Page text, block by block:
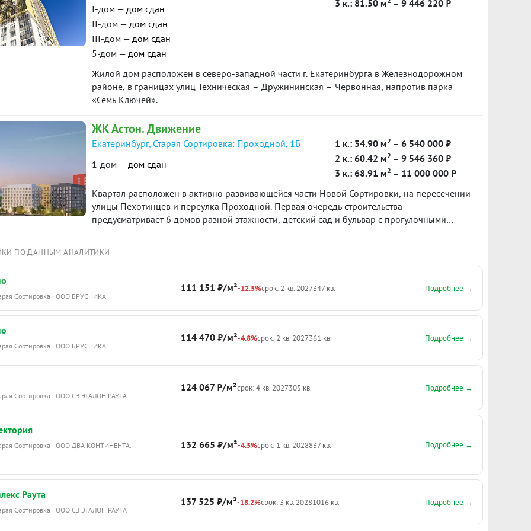
I-дом — дом сдан
II-дом — дом сдан
III-дом — дом сдан
5-дом — дом сдан
3 к.: 81.50 м – 9 446 220 ₽
Жилой дом расположен в северо-западной части г. Екатеринбурга в Железнодорожном
районе, в границах улиц Техническая – Дружининская – Червонная, напротив парка
«Семь Ключей».
ЖК Астон. Движение
Екатеринбург, Старая Сортировка: Проходной, 1Б
1-дом — дом сдан
1 к.: 34.90 м2 – 6 540 000 ₽
2 к.: 60.42 м2 – 9 546 360 ₽
3 к.: 68.91 м2 – 11 000 000 ₽
Квартал расположен в активно развивающейся части Новой Сортировки, на пересечении
улицы Пехотинцев и переулка Проходной. Первая очередь строительства
предусматривает 6 домов разной этажности, детский сад и бульвар с прогулочными
пространствами, скверами и кафе, местами для отдыха и детских игр.
ПО ДАННЫМ АНАЛИТИКИ
Сортировка · ООО БРУСНИКА
111 151 ₽/м²-12.5%срок: 2 кв. 2027347 кв. Подробнее →
Сортировка · ООО БРУСНИКА
114 470 ₽/м²-4.8%срок: 2 кв. 2027361 кв. Подробнее →
Сортировка · ООО СЗ ЭТАЛОН РАУТА
124 067 ₽/м²срок: 4 кв. 2027305 кв. Подробнее →
Сортировка · ООО ДВА КОНТИНЕНТА.
132 665 ₽/м²-4.5%срок: 1 кв. 2028837 кв. Подробнее →
Раута
Сортировка · ООО СЗ ЭТАЛОН РАУТА
137 525 ₽/м²-18.2%срок: 3 кв. 20281016 кв. Подробнее →